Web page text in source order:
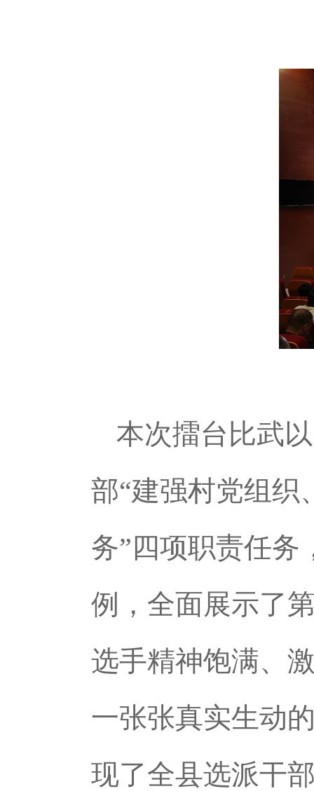
本次擂台比武
部“建强村党组织
务”四项职责任务
例，全面展示了
选手精神饱满、
一张张真实生动
现了全县选派干